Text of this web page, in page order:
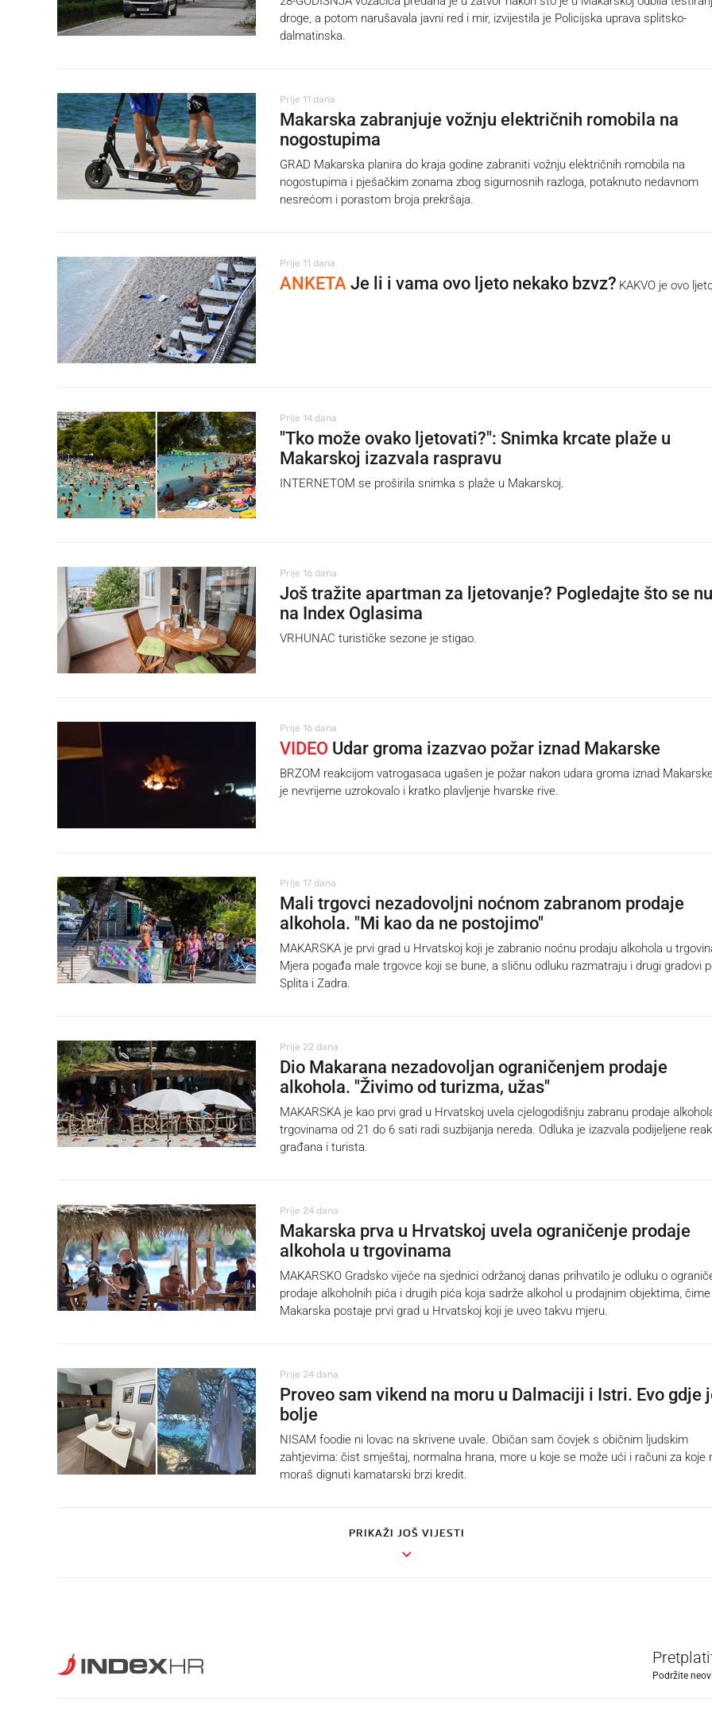
droge, a potom narušavala javni red i mir, izvijestila je Policijska uprava splitsko-
dalmatinska.
Prije 11 dana
Makarska zabranjuje vožnju električnih romobila na
nogostupima
GRAD Makarska planira do kraja godine zabraniti vožnju električnih romobila na
nogostupima i pješačkim zonama zbog sigurnosnih razloga, potaknuto nedavnom
nesrećom i porastom broja prekršaja.
Prije 11 dana
ANKETA Je li i vama ovo ljeto nekako bzvz? KAKVO je ovo
Prije 14 dana
"Tko može ovako ljetovati?": Snimka krcate plaže u
Makarskoj izazvala raspravu
INTERNETOM se proširila snimka s plaže u Makarskoj.
Prije 16 dana
Još tražite apartman za ljetovanje? Pogledajte što se
na Index Oglasima
VRHUNAC turističke sezone je stigao.
Prije 16 dana
VIDEO Udar groma izazvao požar iznad Makarske
BRZOM reakcijom vatrogasaca ugašen je požar nakon udara groma iznad
je nevrijeme uzrokovalo i kratko plavljenje hvarske rive.
Prije 17 dana
Mali trgovci nezadovoljni noćnom zabranom prodaje
alkohola. "Mi kao da ne postojimo"
MAKARSKA je prvi grad u Hrvatskoj koji je zabranio noćnu prodaju alkohola u
Mjera pogađa male trgovce koji se bune, a sličnu odluku razmatraju i drugi gradovi
Splita i Zadra.
Prije 22 dana
Dio Makarana nezadovoljan ograničenjem prodaje
alkohola. "Živimo od turizma, užas"
MAKARSKA je kao prvi grad u Hrvatskoj uvela cjelogodišnju zabranu prodaje
trgovinama od 21 do 6 sati radi suzbijanja nereda. Odluka je izazvala podijeljene
građana i turista.
Prije 24 dana
Makarska prva u Hrvatskoj uvela ograničenje prodaje
alkohola u trgovinama
MAKARSKO Gradsko vijeće na sjednici održanoj danas prihvatilo je odluku o
prodaje alkoholnih pića i drugih pića koja sadrže alkohol u prodajnim objektima, čime
Makarska postaje prvi grad u Hrvatskoj koji je uveo ​takvu mjeru.
Prije 24 dana
Proveo sam vikend na moru u Dalmaciji i Istri. Evo gdje
bolje
NISAM foodie ni lovac na skrivene uvale. Običan sam čovjek s običnim ljudskim
zahtjevima: čist smještaj, normalna hrana, more u koje se može ući i računi za koje
moraš dignuti kamatarski brzi kredit.
PRIKAŽI JOŠ VIJESTI
Podržite